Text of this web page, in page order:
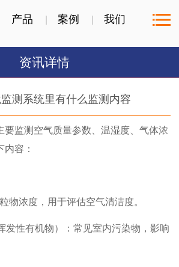
产品 案例 我们
资讯详情
测系统里有什么监测内容
要监测空气质量参数、温湿度、气体浓
容：
物浓度，用于评估空气清洁度。
发性有机物）：常见室内污染物，影响